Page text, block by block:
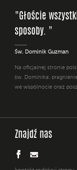
"Głoście
sposoby. "
Św. Dominik Guzman
Na oficjalnej stronie
św. Dominika:
we wspólnocie oraz
Znajdź nas